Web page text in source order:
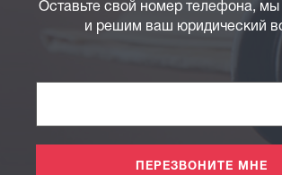
Оставьте свой номер телефона, мы
и решим ваш юридический
ПЕРЕЗВОНИТЕ МНЕ